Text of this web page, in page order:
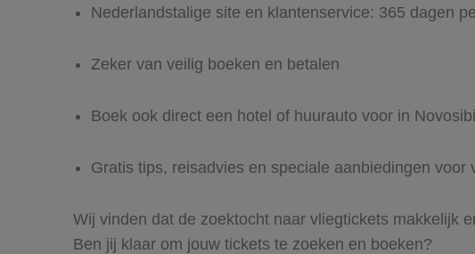
Nederlandstalige site en klantenservice: 365 dagen
Zeker van veilig boeken en betalen
Boek ook direct een hotel of huurauto voor in
Gratis tips, reisadvies en speciale aanbiedingen
Wij vinden dat de zoektocht naar vliegtickets makkelijk
Ben jij klaar om jouw tickets te zoeken en boeken?